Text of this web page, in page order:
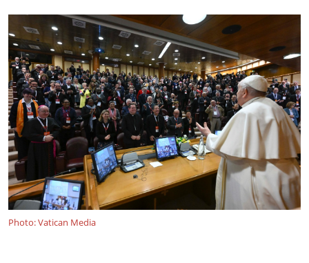
Photo: Vatican Media